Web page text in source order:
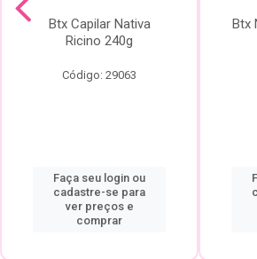
Btx Capilar Nativa
Ricino 240g
Código: 29063
Faça seu login ou
cadastre-se para
ver preços e
comprar
Btx